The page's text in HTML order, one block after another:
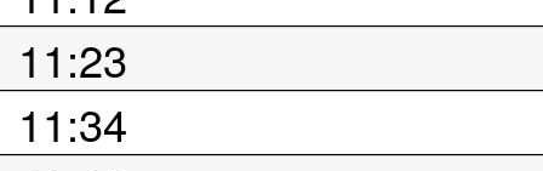
11:23
11:34